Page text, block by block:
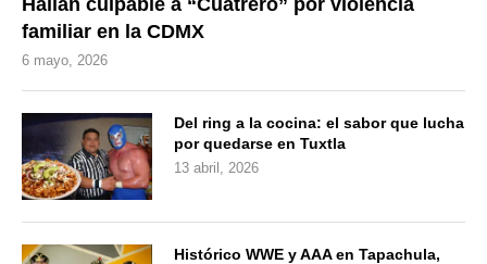
familiar en la CDMX
6 mayo, 2026
Del ring a la cocina: el sabor que lucha
por quedarse en Tuxtla
13 abril, 2026
Histórico WWE y AAA en Tapachula,